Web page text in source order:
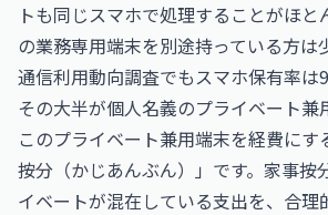
トも同じスマホで処理することがほと
の業務専用端末を別途持っている方は
通信利用動向調査でもスマホ保有率は
その大半が個人名義のプライベート兼
このプライベート兼用端末を経費に
按分（かじあんぶん）」です。家事按
イベートが混在している支出を、合理